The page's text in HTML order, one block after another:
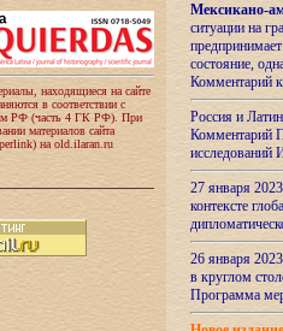
находящиеся на сайте
в соответствии с
РФ (часть 4 ГК РФ). При
материалов сайта
на old.ilaran.ru
Мексикано-
ситуации на
состояние,
Комментарий
Россия и
Комментарий
27 января
контексте
26 января
в круглом
Программа